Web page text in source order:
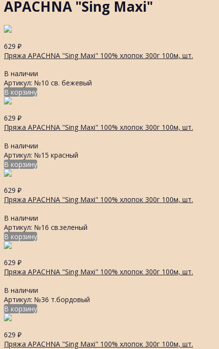
APACHNA "Sing Maxi"
629 ₽
Пряжа APACHNA "Sing Maxi" 100% хлопок 300г 100м, шт.
В наличии
Артикул: №10 св. бежевый
В корзину
629 ₽
Пряжа APACHNA "Sing Maxi" 100% хлопок 300г 100м, шт.
В наличии
Артикул: №15 красный
В корзину
629 ₽
Пряжа APACHNA "Sing Maxi" 100% хлопок 300г 100м, шт.
В наличии
Артикул: №16 св.зеленый
В корзину
629 ₽
Пряжа APACHNA "Sing Maxi" 100% хлопок 300г 100м, шт.
В наличии
Артикул: №36 т.бордовый
В корзину
629 ₽
Пряжа APACHNA "Sing Maxi" 100% хлопок 300г 100м, шт.